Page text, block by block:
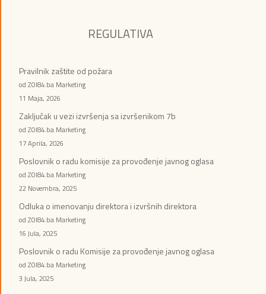
REGULATIVA
Pravilnik zaštite od požara
od ZOI84.ba Marketing
11 Maja, 2026
Zaključak u vezi izvršenja sa izvršenikom 7b
od ZOI84.ba Marketing
17 Aprila, 2026
Poslovnik o radu komisije za provođenje javnog oglasa
od ZOI84.ba Marketing
22 Novembra, 2025
Odluka o imenovanju direktora i izvršnih direktora
od ZOI84.ba Marketing
16 Jula, 2025
Poslovnik o radu Komisije za provođenje javnog oglasa
od ZOI84.ba Marketing
3 Jula, 2025